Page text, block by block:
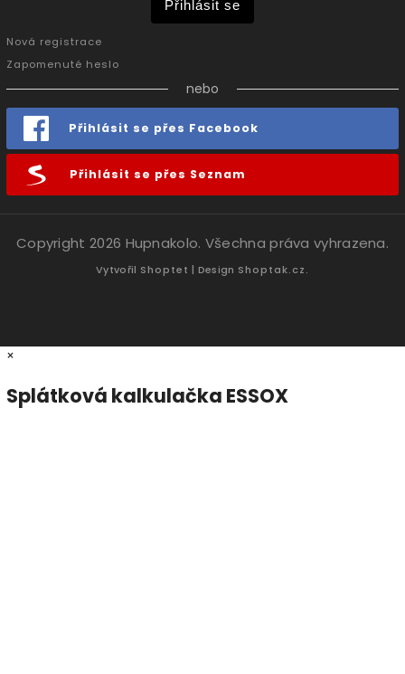
Přihlásit se
Nová registrace
Zapomenuté heslo
nebo
Přihlásit se přes Facebook
Přihlásit se přes Seznam
Copyright 2026 Hupnakolo. Všechna práva vyhrazena.
Vytvořil Shoptet | Design Shoptak.cz.
×
Splátková kalkulačka ESSOX